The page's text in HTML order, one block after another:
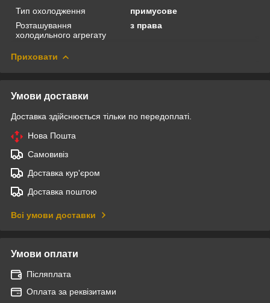
Тип охолодження
примусове
Розташування
холодильного агрегату
з права
Приховати
Умови доставки
Доставка здійснюється тільки по передоплаті.
Нова Пошта
Самовивіз
Доставка кур'єром
Доставка поштою
Всі умови доставки
Умови оплати
Післяплата
Оплата за реквізитами